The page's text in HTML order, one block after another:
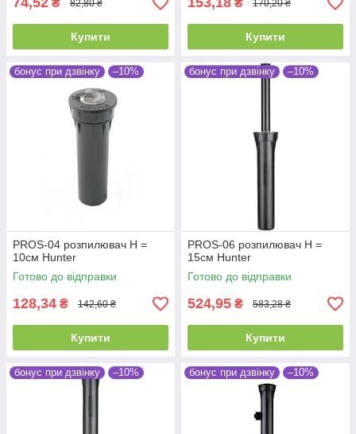
₴ 82,80 ₴
Купити
₴ 170,20 ₴
Купити
бонус при дзвінку –10%
PROS-04 розпилювач Н =
10см Hunter
Готово до відправки
128,34 ₴ 142,60 ₴
Купити
бонус при дзвінку –10%
PROS-06 розпилювач Н =
15см Hunter
Готово до відправки
524,95 ₴ 583,28 ₴
Купити
бонус при дзвінку –10% бонус при дзвінку –10%